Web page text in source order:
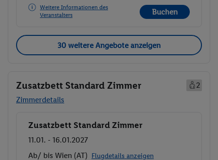
Weitere Informationen des
Veranstalters
Buchen
30 weitere Angebote anzeigen
Zusatzbett Standard Zimmer
2
Zimmerdetails
Buchen
Zusatzbett Standard Zimmer
11.01. - 16.01.2027
Ab/ bis Wien (AT) Flugdetails anzeigen